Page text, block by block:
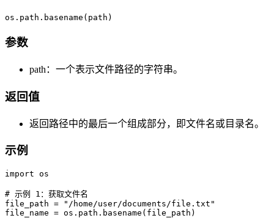
os.path.basename(path)
参数
path：一个表示文件路径的字符串。
返回值
返回路径中的最后一个组成部分，即文件名或目录名。
示例
import os
# 示例 1：获取文件名
file_path = "/home/user/documents/file.txt"
file_name = os.path.basename(file_path)